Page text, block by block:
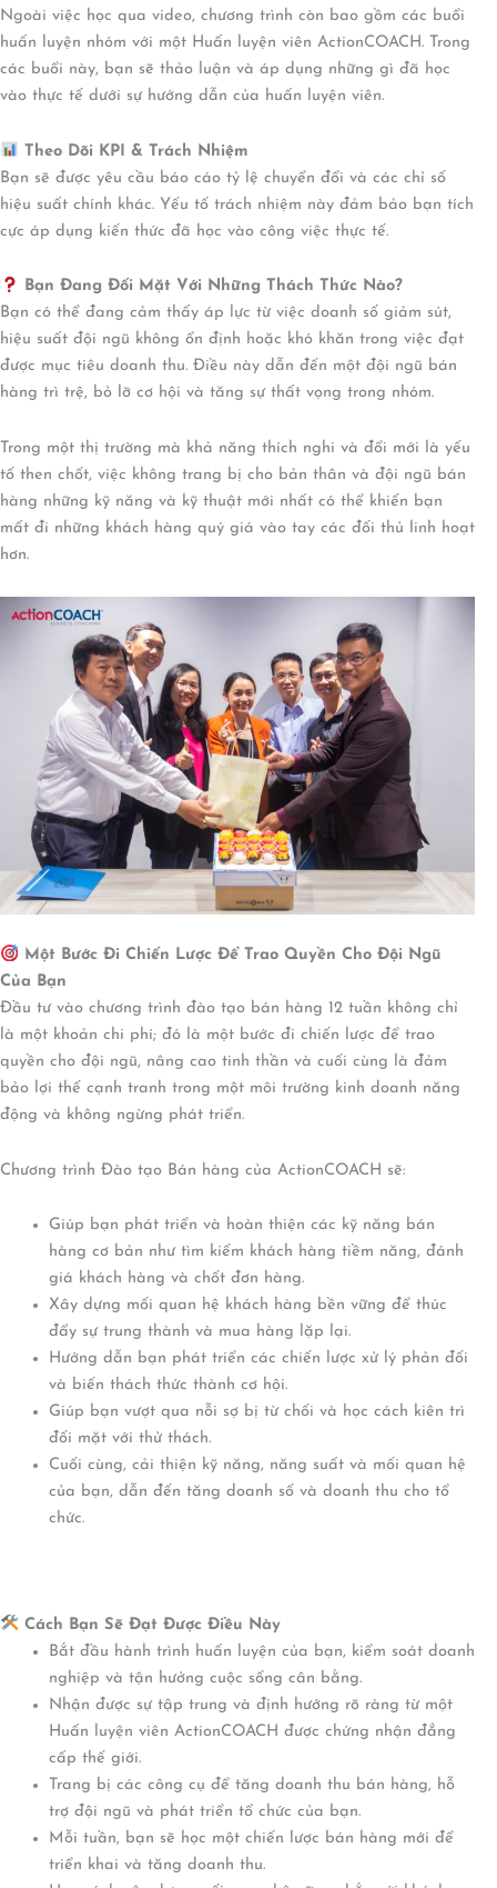
Ngoài việc học qua video, chương trình còn bao gồm các buổi
huấn luyện nhóm với một Huấn luyện viên ActionCOACH. Trong
các buổi này, bạn sẽ thảo luận và áp dụng những gì đã học
vào thực tế dưới sự hướng dẫn của huấn luyện viên.
Theo Dõi KPI & Trách Nhiệm
Bạn sẽ được yêu cầu báo cáo tỷ lệ chuyển đổi và các chỉ số
hiệu suất chính khác. Yếu tố trách nhiệm này đảm bảo bạn tích
cực áp dụng kiến thức đã học vào công việc thực tế.
Bạn Đang Đối Mặt Với Những Thách Thức Nào?
Bạn có thể đang cảm thấy áp lực từ việc doanh số giảm sút,
hiệu suất đội ngũ không ổn định hoặc khó khăn trong việc đạt
được mục tiêu doanh thu. Điều này dẫn đến một đội ngũ bán
hàng trì trệ, bỏ lỡ cơ hội và tăng sự thất vọng trong nhóm.
Trong một thị trường mà khả năng thích nghi và đổi mới là yếu
tố then chốt, việc không trang bị cho bản thân và đội ngũ bán
hàng những kỹ năng và kỹ thuật mới nhất có thể khiến bạn
mất đi những khách hàng quý giá vào tay các đối thủ linh hoạt
hơn.
Một Bước Đi Chiến Lược Để Trao Quyền Cho Đội Ngũ
Của Bạn
Đầu tư vào chương trình đào tạo bán hàng 12 tuần không chỉ
là một khoản chi phí; đó là một bước đi chiến lược để trao
quyền cho đội ngũ, nâng cao tinh thần và cuối cùng là đảm
bảo lợi thế cạnh tranh trong một môi trường kinh doanh năng
động và không ngừng phát triển.
Chương trình Đào tạo Bán hàng của ActionCOACH sẽ:
Giúp bạn phát triển và hoàn thiện các kỹ năng bán
hàng cơ bản như tìm kiếm khách hàng tiềm năng, đánh
giá khách hàng và chốt đơn hàng.
Xây dựng mối quan hệ khách hàng bền vững để thúc
đẩy sự trung thành và mua hàng lặp lại.
Hướng dẫn bạn phát triển các chiến lược xử lý phản đối
và biến thách thức thành cơ hội.
Giúp bạn vượt qua nỗi sợ bị từ chối và học cách kiên trì
đối mặt với thử thách.
Cuối cùng, cải thiện kỹ năng, năng suất và mối quan hệ
của bạn, dẫn đến tăng doanh số và doanh thu cho tổ
chức.
Cách Bạn Sẽ Đạt Được Điều Này
Bắt đầu hành trình huấn luyện của bạn, kiểm soát doanh
nghiệp và tận hưởng cuộc sống cân bằng.
Nhận được sự tập trung và định hướng rõ ràng từ một
Huấn luyện viên ActionCOACH được chứng nhận đẳng
cấp thế giới.
Trang bị các công cụ để tăng doanh thu bán hàng, hỗ
trợ đội ngũ và phát triển tổ chức của bạn.
Mỗi tuần, bạn sẽ học một chiến lược bán hàng mới để
triển khai và tăng doanh thu.